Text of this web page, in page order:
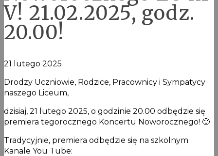
V! 21.02.2025, godz.
20.00!
21 lutego 2025
Drodzy Uczniowie, Rodzice, Pracownicy i Sympatycy
naszego Liceum,
dzisiaj, 21 lutego 2025, o godzinie 20.00 odbędzie się
premiera tegorocznego Koncertu Noworocznego! 🙂
Tradycyjnie, premiera odbędzie się na szkolnym
Kanale You Tube: